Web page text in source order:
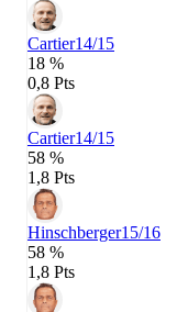
Cartier14/15
18 %
0,8 Pts
Cartier14/15
58 %
1,8 Pts
Hinschberger15/16
58 %
1,8 Pts